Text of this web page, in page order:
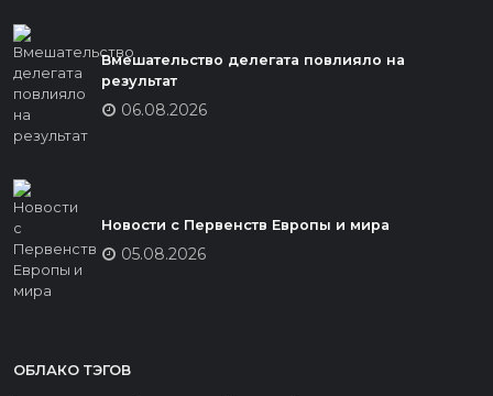
Вмешательство делегата повлияло на
результат
06.08.2026
Новости с Первенств Европы и мира
05.08.2026
ОБЛАКО ТЭГОВ